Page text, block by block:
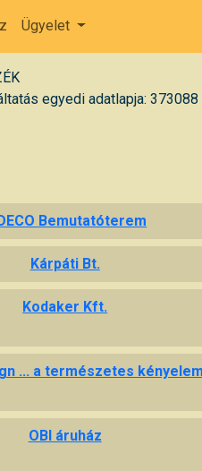
Ügyelet
egyedi adatlapja: 373088
Bemutatóterem
Kárpáti Bt.
Kodaker Kft.
... a természetes kényelem
OBI áruház